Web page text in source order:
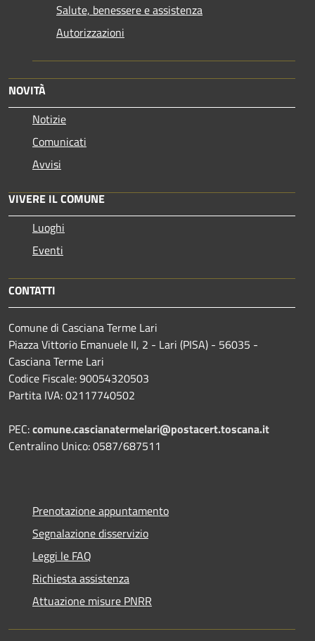
Salute, benessere e assistenza
Autorizzazioni
NOVITÀ
Notizie
Comunicati
Avvisi
VIVERE IL COMUNE
Luoghi
Eventi
CONTATTI
Comune di Casciana Terme Lari
Piazza Vittorio Emanuele II, 2 - Lari (PISA) - 56035 -
Casciana Terme Lari
Codice Fiscale: 90054320503
Partita IVA: 02117740502
PEC:comune.cascianatermelari@postacert.toscana.it
Centralino Unico: 0587/687511
Prenotazione appuntamento
Segnalazione disservizio
Leggi le FAQ
Richiesta assistenza
Attuazione misure PNRR